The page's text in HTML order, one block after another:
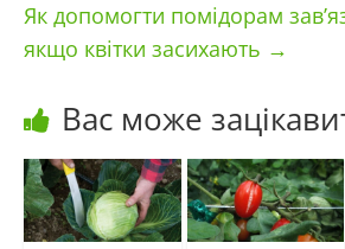
Як допомогти помідорам
якщо квітки засихають →
Вас може